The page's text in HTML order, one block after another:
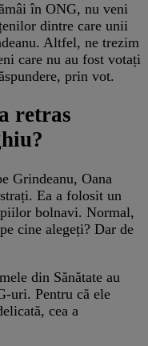
în ONG, nu veni
dintre care unii
Altfel, ne trezim
care nu au fost votați
prin vot.
retras
Grindeanu, Oana
Ea a folosit un
bolnavi. Normal,
cine alegeți? Dar de
din Sănătate au
uri. Pentru că ele
cea a